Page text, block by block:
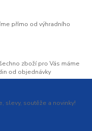
přímo od výhradního
zboží pro Vás máme
od objednávky
slevy, soutěže a novinky!